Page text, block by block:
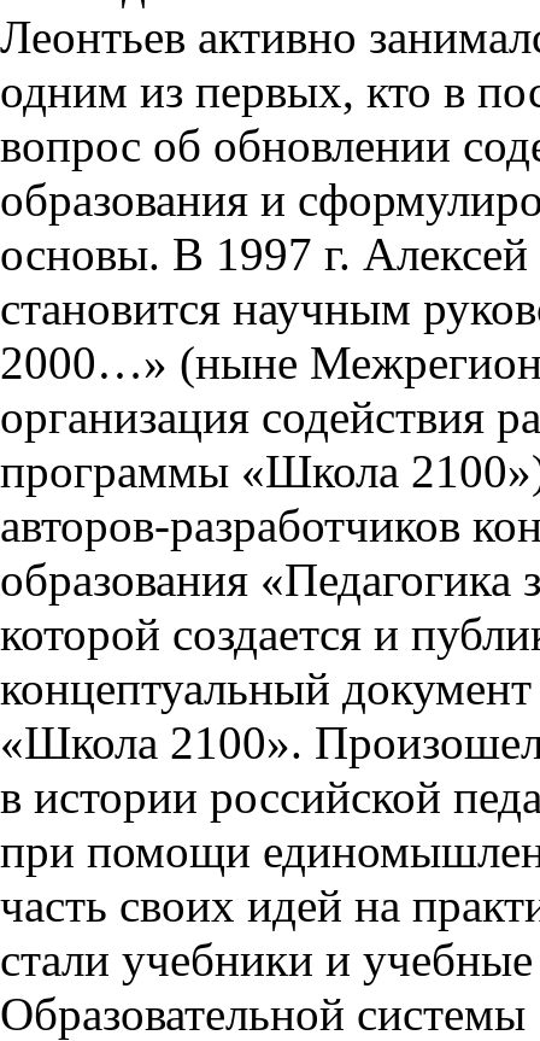
Леонтьев активно
одним из первых, кто в
вопрос об обновлении
образования и
основы. В 1997 г.
становится научным
2000…» (ныне
организация содействия
программы «Школа
авторов-разработчиков
образования «Педагогика
которой создается и
концептуальный
«Школа 2100».
в истории российской
при помощи
часть своих идей на
стали учебники и
Образовательной